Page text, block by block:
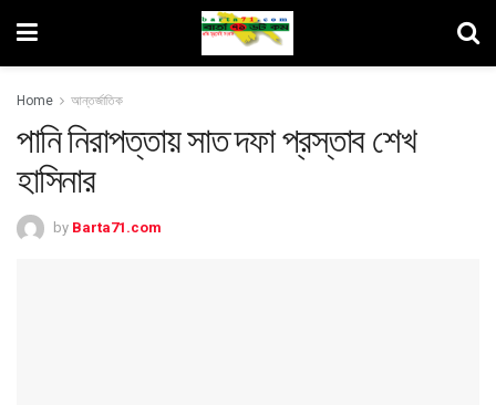
Home আন্তর্জাতিক
পানি নিরাপত্তায় সাত দফা প্রস্তাব শেখ
হাসিনার
by Barta71.com